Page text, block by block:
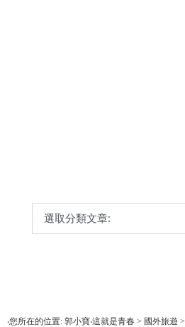
‧您所在的位置: 郭小寶‧這就是青春 > 國外旅遊 >